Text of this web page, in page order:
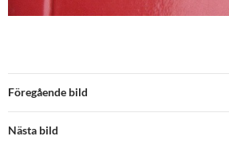
Föregående bild
Nästa bild